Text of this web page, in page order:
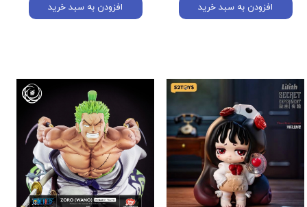
افزودن به سبد خرید افزودن به سبد خرید